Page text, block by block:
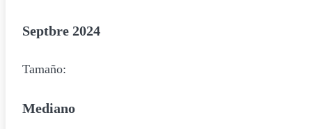
Septbre 2024
Tamaño:
Mediano